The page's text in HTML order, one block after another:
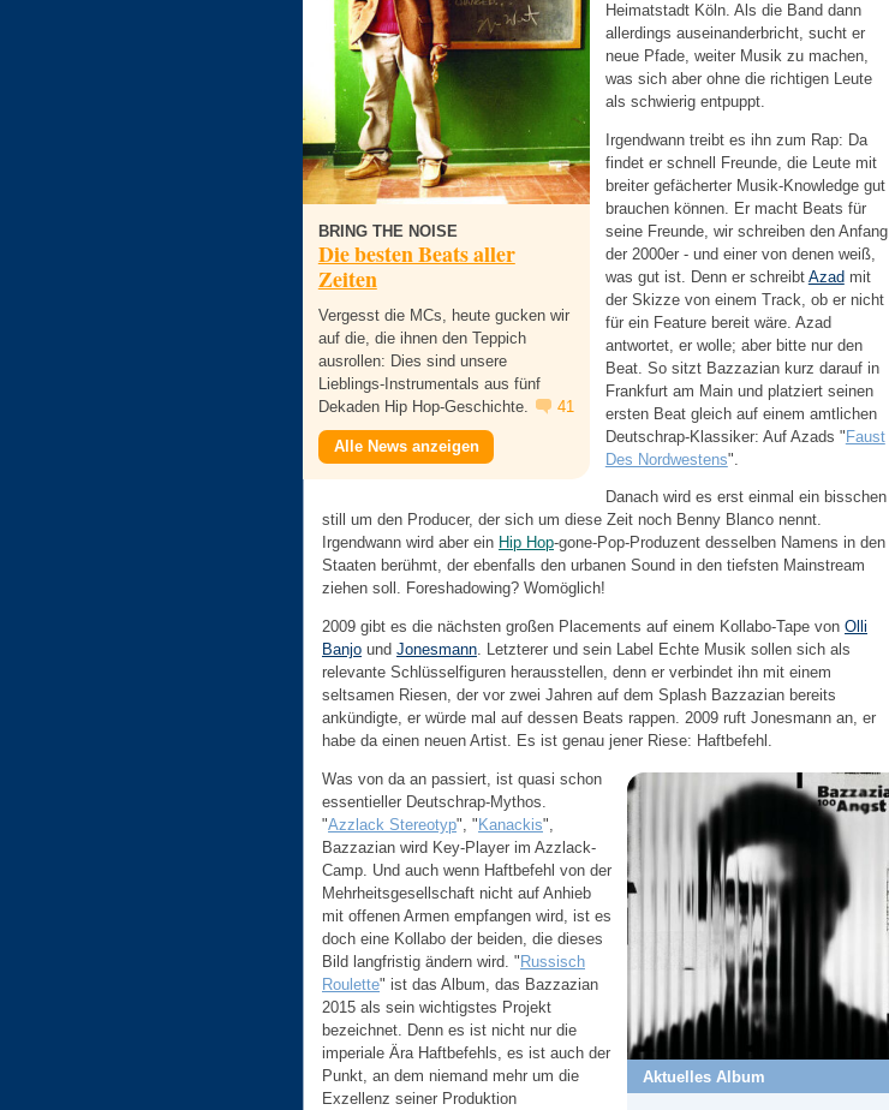
BRING THE NOISE
Die besten Beats aller
Zeiten
Vergesst die MCs, heute gucken wir
auf die, die ihnen den Teppich
ausrollen: Dies sind unsere
Lieblings-Instrumentals aus fünf
Dekaden Hip Hop-Geschichte.
41
Alle News anzeigen
Heimatstadt Köln. Als die Band dann
allerdings auseinanderbricht, sucht er
neue Pfade, weiter Musik zu machen,
was sich aber ohne die richtigen Leute
als schwierig entpuppt.
Irgendwann treibt es ihn zum Rap: Da
findet er schnell Freunde, die Leute mit
breiter gefächerter Musik-Knowledge gut
brauchen können. Er macht Beats für
seine Freunde, wir schreiben den Anfang
der 2000er - und einer von denen weiß,
was gut ist. Denn er schreibt Azadmit
der Skizze von einem Track, ob er nicht
für ein Feature bereit wäre. Azad
antwortet, er wolle; aber bitte nur den
Beat. So sitzt Bazzazian kurz darauf in
Frankfurt am Main und platziert seinen
ersten Beat gleich auf einem amtlichen
Deutschrap-Klassiker: Auf Azads "Faust
Des Nordwestens".
Danach wird es erst einmal ein bisschen
still um den Producer, der sich um diese Zeit noch Benny Blanco nennt.
Irgendwann wird aber ein Hip Hop-gone-Pop-Produzent desselben Namens in den
Staaten berühmt, der ebenfalls den urbanen Sound in den tiefsten Mainstream
ziehen soll. Foreshadowing? Womöglich!
2009 gibt es die nächsten großen Placements auf einem Kollabo-Tape von Olli
Banjo und Jonesmann. Letzterer und sein Label Echte Musik sollen sich als
relevante Schlüsselfiguren herausstellen, denn er verbindet ihn mit einem
seltsamen Riesen, der vor zwei Jahren auf dem Splash Bazzazian bereits
ankündigte, er würde mal auf dessen Beats rappen. 2009 ruft Jonesmann an, er
habe da einen neuen Artist. Es ist genau jener Riese: Haftbefehl.
Aktuelles Album
Was von da an passiert, ist quasi schon
essentieller Deutschrap-Mythos.
"Azzlack Stereotyp", " Kanackis",
Bazzazian wird Key-Player im Azzlack-
Camp. Und auch wenn Haftbefehl von der
Mehrheitsgesellschaft nicht auf Anhieb
mit offenen Armen empfangen wird, ist es
doch eine Kollabo der beiden, die dieses
Bild langfristig ändern wird. " Russisch
Roulette" ist das Album, das Bazzazian
2015 als sein wichtigstes Projekt
bezeichnet. Denn es ist nicht nur die
imperiale Ära Haftbefehls, es ist auch der
Punkt, an dem niemand mehr um die
Exzellenz seiner Produktion